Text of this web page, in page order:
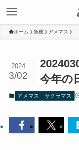
ホーム 魚種 アメマス
今年の
2024
3/02
アメマス サクラマス